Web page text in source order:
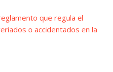
que regula el
o accidentados en la